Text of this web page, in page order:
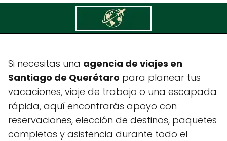
Turismo Nuevo Milenio
Si necesitas una agencia de viajes en
Santiago de Querétaro para planear tus
vacaciones, viaje de trabajo o una escapada
rápida, aquí encontrarás apoyo con
reservaciones, elección de destinos, paquetes
completos y asistencia durante todo el